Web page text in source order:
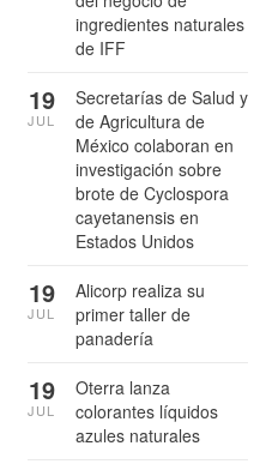
ingredientes naturales
de IFF
Secretarías de Salud y
de Agricultura de
México colaboran en
investigación sobre
brote de Cyclospora
cayetanensis en
Estados Unidos
19
JUL
Alicorp realiza su
primer taller de
panadería
19
JUL
Oterra lanza
colorantes líquidos
azules naturales
19
JUL